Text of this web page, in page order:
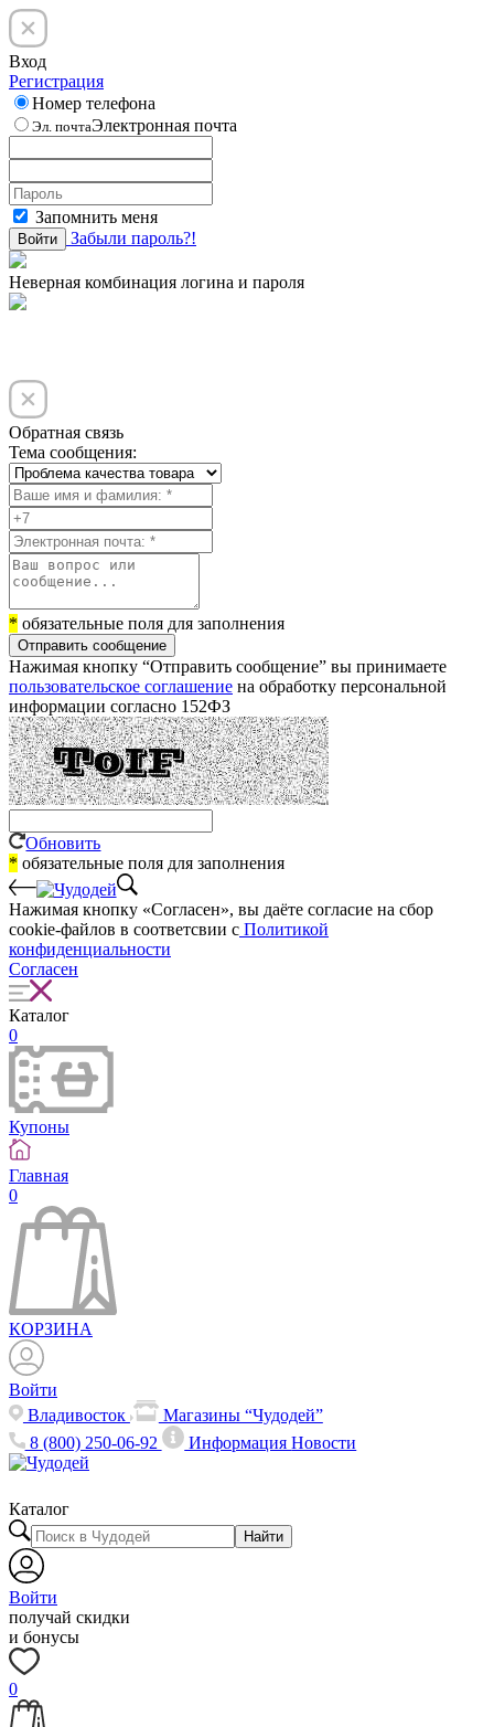
Вход
Регистрация
Номер телефона
Эл. почтаЭлектронная почта
Запомнить меня
Войти Забыли пароль?!
Неверная комбинация логина и пароля
Обратная связь
Тема сообщения:
* обязательные поля для заполнения
Отправить сообщение
Нажимая кнопку “Отправить сообщение” вы принимаете
пользовательское соглашение на обработку персональной
информации согласно 152ФЗ
Обновить
* обязательные поля для заполнения
Нажимая кнопку «Согласен», вы даёте cогласие на сбор
cookie-файлов в соответсвии с Политикой
конфиденциальности
Согласен
Каталог
0
Купоны
Главная
0
КОРЗИНА
Войти
Владивосток
Магазины “Чудодей”
8 (800) 250-06-92
ИнформацияНовости
Каталог
Найти
Войти
получай скидки
и бонусы
0